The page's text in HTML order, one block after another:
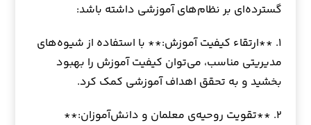
گسترده‌ای بر نظام‌های آموزشی داشته باشد:
۱. **ارتقاء کیفیت آموزش:** با استفاده از شیوه‌های
مدیریتی مناسب، می‌توان کیفیت آموزش را بهبود
بخشید و به تحقق اهداف آموزشی کمک کرد.
۲. **تقویت روحیه‌ی معلمان و دانش‌آموزان:**